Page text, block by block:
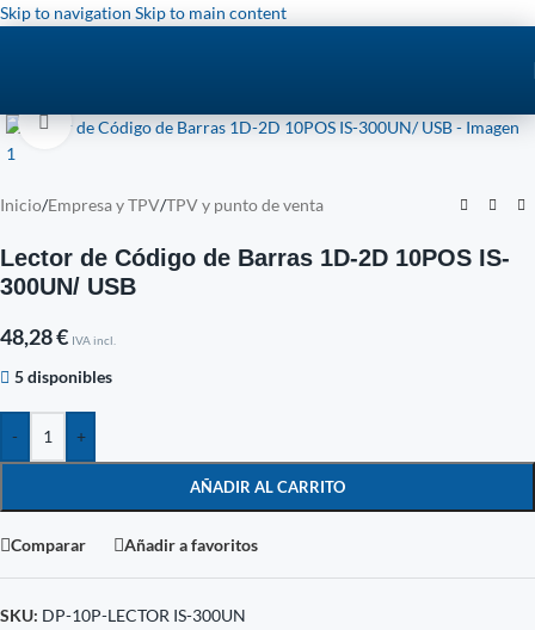
Skip to navigation Skip to main content
Click to enlarge
Inicio/Empresa y TPV/TPV y punto de venta
Lector de Código de Barras 1D-2D 10POS IS-
300UN/ USB
48,28€ IVA incl.
5 disponibles
- +
AÑADIR AL CARRITO
Comparar Añadir a favoritos
SKU: DP-10P-LECTOR IS-300UN